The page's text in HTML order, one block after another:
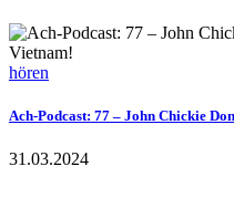
hören
Ach-Podcast: 77 – John Chickie
31.03.2024